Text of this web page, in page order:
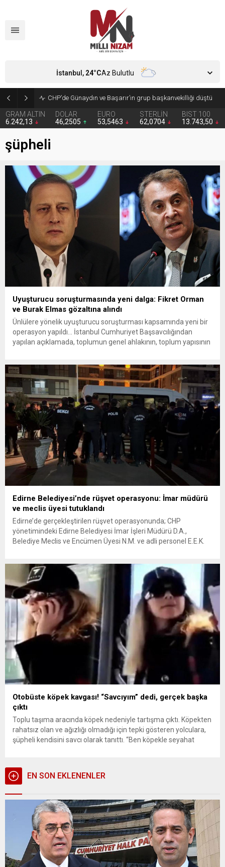
Zorunlu trafik sigortasında yeni dönem
GRAM ALTIN
6.242,13
DOLAR
46,2505
EURO
53,5463
STERLİN
62,0704
BIST 100
13.743,50
İstanbul, 24°CAz Bulutlu
şüpheli
Uyuşturucu soruşturmasında yeni dalga: Fikret Orman
ve Burak Elmas gözaltına alındı
Ünlülere yönelik uyuşturucu soruşturması kapsamında yeni bir
operasyon yapıldı... İstanbul Cumhuriyet Başsavcılığından
yapılan açıklamada, toplumun genel ahlakının, toplum yapısının
Edirne Belediyesi’nde rüşvet operasyonu: İmar müdürü
ve meclis üyesi tutuklandı
Edirne’de gerçekleştirilen rüşvet operasyonunda; CHP
yönetimindeki Edirne Belediyesi İmar İşleri Müdürü D.A.,
Belediye Meclis ve Encümen Üyesi N.M. ve adli personel E.E.K.
Cumhuriyet Başsavcılığı koordinesinde yaklaşık 6 aylık teknik
takip ve MASAK raporları...
Otobüste köpek kavgası! “Savcıyım” dedi, gerçek başka
çıktı
Toplu taşıma aracında köpek nedeniyle tartışma çıktı. Köpekten
rahatsız olan ve ağızlığı olmadığı için tepki gösteren yolculara,
şüpheli kendisini savcı olarak tanıttı. “Ben köpekle seyahat
sözlü tartışmanın büyümesinin ardından taraflardan birinin
“Polis çağırın” talebine şüpheli,...
EN SON EKLENENLER